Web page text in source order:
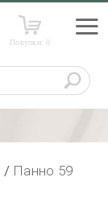
Покупки:0
Панно 59